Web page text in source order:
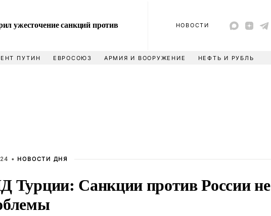
ужесточение санкций против
НОВОСТИ
ПУТИН ЕВРОСОЮЗ АРМИЯ И ВООРУЖЕНИЕ НЕФТЬ И РУБЛЬ
• НОВОСТИ ДНЯ
Турции: Санкции против России не